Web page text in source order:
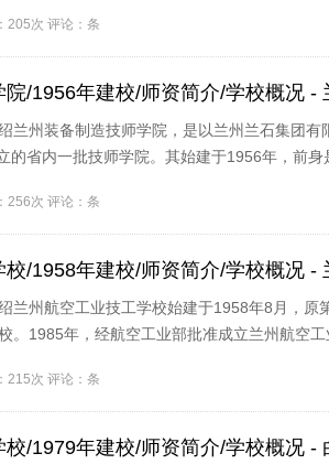
205次 评论：条
/1956年建校/师资简介/学校概况 -
兰州装备制造技师学院，是以兰州兰石集团有
的省内一批技师学院。其始建于1956年，前身
256次 评论：条
/1958年建校/师资简介/学校概况 -
兰州航空工业技工学校始建于1958年8月，原
。1985年，经航空工业部批准成立兰州航空
215次 评论：条
/1979年建校/师资简介/学校概况 -